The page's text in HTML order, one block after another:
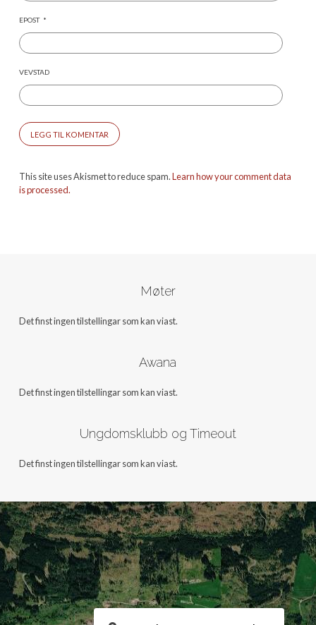
EPOST *
VEVSTAD
This site uses Akismet to reduce spam.Learn how your comment data
is processed.
Møter
Det finst ingen tilstellingar som kan viast.
Awana
Det finst ingen tilstellingar som kan viast.
Ungdomsklubb og Timeout
Det finst ingen tilstellingar som kan viast.